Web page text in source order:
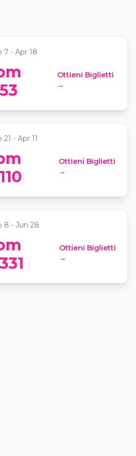
7 - Apr 18
Ottieni Biglietti
→
of Lights: A Bela
em um
cintilante
Gamaro
21 - Apr 11
Ottieni Biglietti
→
Gastronômica
do NoPorto
Espaço Lounge
8 - Jun 28
Ottieni Biglietti
→